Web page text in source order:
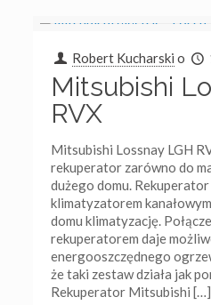
Robert Kucharski o
Mitsubishi
RVX
Mitsubishi Lossnay LGH
rekuperator zarówno do
dużego domu.
klimatyzatorem
domu klimatyzację.
rekuperatorem daje
energooszczędnego
że taki zestaw działa jak
Rekuperator Mitsubishi […]